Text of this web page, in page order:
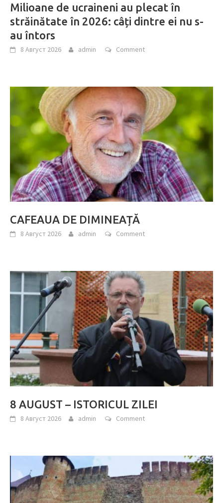
Milioane de ucraineni au plecat în
străinătate în 2026: câți dintre ei nu s-
au întors
8 Август 2026 admin Comment
CAFEAUA DE DIMINEAȚĂ
8 Август 2026 admin Comment
8 AUGUST – ISTORICUL ZILEI
8 Август 2026 admin Comment